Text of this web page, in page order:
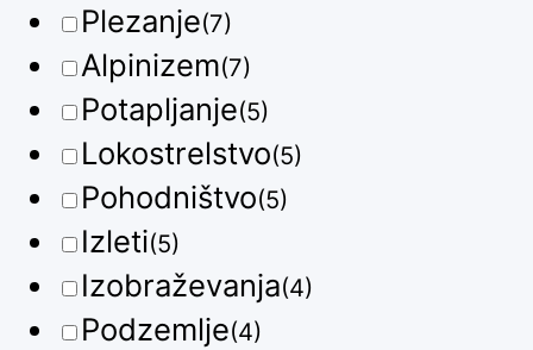
Plezanje(7)
Alpinizem(7)
Potapljanje(5)
Lokostrelstvo(5)
Pohodništvo(5)
Izleti(5)
Izobraževanja(4)
Podzemlje(4)